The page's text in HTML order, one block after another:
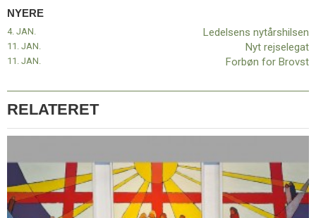
NYERE
Ledelsens nytårshilsen
4. JAN.
Nyt rejselegat
11. JAN.
Forbøn for Brovst
11. JAN.
RELATERET